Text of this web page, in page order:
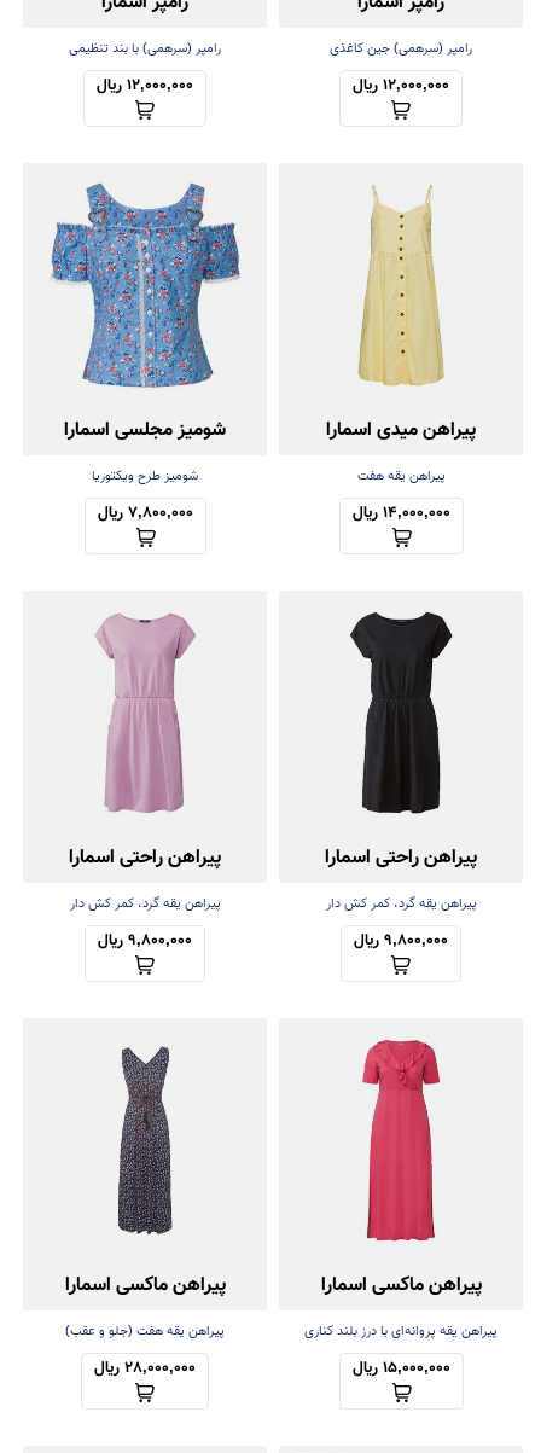
رامپر (سرهمی) جین کاغذی
12,000,000 ریال
رامپر (سرهمی) با بند تنظیمی
12,000,000 ریال
پیراهن میدی اسمارا
پیراهن یقه هفت
14,000,000 ریال
شومیز مجلسی اسمارا
شومیز طرح ویکتوریا
7,800,000 ریال
پیراهن راحتی اسمارا
پیراهن یقه گرد، کمر کش دار
9,800,000 ریال
پیراهن راحتی اسمارا
پیراهن یقه گرد، کمر کش دار
9,800,000 ریال
پیراهن ماکسی اسمارا
پیراهن یقه پروانه‌ای با درز بلند کناری
15,000,000 ریال
پیراهن ماکسی اسمارا
پیراهن یقه هفت (جلو و عقب)
28,000,000 ریال